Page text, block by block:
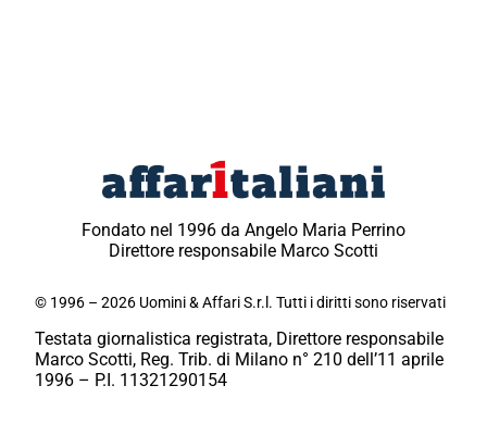
Fondato nel 1996 da Angelo Maria Perrino
Direttore responsabile Marco Scotti
© 1996 – 2026 Uomini & Affari S.r.l. Tutti i diritti sono riservati
Testata giornalistica registrata, Direttore responsabile
Marco Scotti, Reg. Trib. di Milano n° 210 dell’11 aprile
1996 – P.I. 11321290154